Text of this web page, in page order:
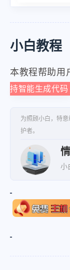
小白教程
本教程帮助用
持智能生成代码
为照顾小白，特
护者。
小